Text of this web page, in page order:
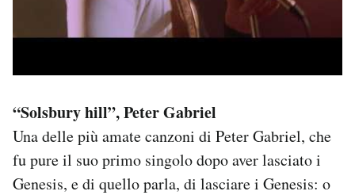
“Solsbury hill”, Peter Gabriel
Una delle più amate canzoni di Peter Gabriel, che
fu pure il suo primo singolo dopo aver lasciato i
Genesis, e di quello parla, di lasciare i Genesis: o